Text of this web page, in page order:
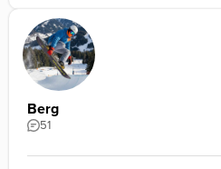
Berg
51